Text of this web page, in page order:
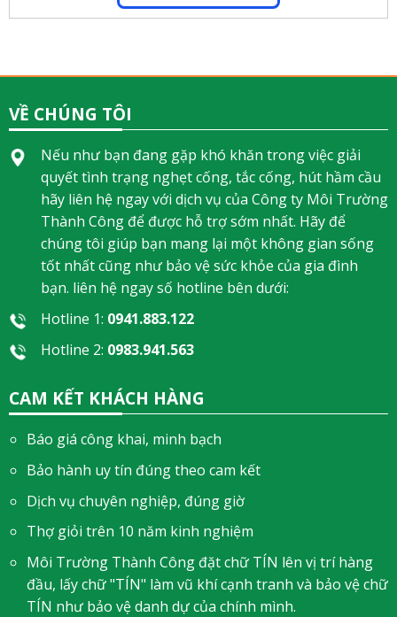
VỀ CHÚNG TÔI
Nếu như bạn đang gặp khó khăn trong việc giải
quyết tình trạng nghẹt cống, tắc cống, hút hầm cầu
hãy liên hệ ngay với dịch vụ của Công ty Môi Trường
Thành Công để được hỗ trợ sớm nhất. Hãy để
chúng tôi giúp bạn mang lại một không gian sống
tốt nhất cũng như bảo vệ sức khỏe của gia đình
bạn. liên hệ ngay số hotline bên dưới:
Hotline 1: 0941.883.122
Hotline 2: 0983.941.563
CAM KẾT KHÁCH HÀNG
Báo giá công khai, minh bạch
Bảo hành uy tín đúng theo cam kết
Dịch vụ chuyên nghiệp, đúng giờ
Thợ giỏi trên 10 năm kinh nghiệm
Môi Trường Thành Công đặt chữ TÍN lên vị trí hàng
đầu, lấy chữ "TÍN" làm vũ khí cạnh tranh và bảo vệ chữ
TÍN như bảo vệ danh dự của chính mình.